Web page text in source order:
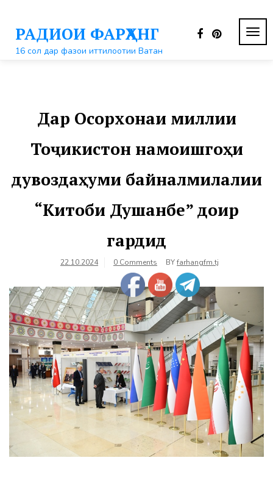
контентуРАДИОИ ФАРҲАНГ
16 сол дар фазои иттилоотии Ватан
Дар Осорхонаи миллии
Тоҷикистон намоишгоҳи
дувоздаҳуми байналмилалии
“Китоби Душанбе” доир
гардид
22.10.2024 0 Comments BYfarhangfm.tj